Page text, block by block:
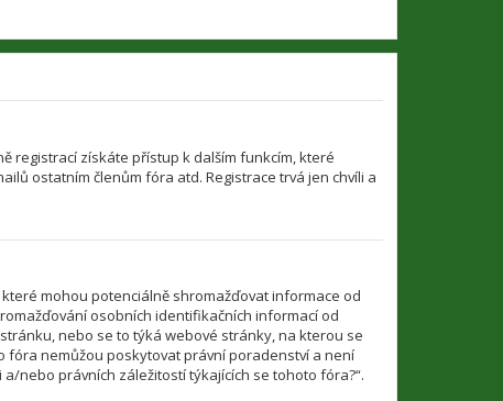
registrací získáte přístup k dalším funkcím, které
ostatním členům fóra atd. Registrace trvá jen chvíli a
mohou potenciálně shromažďovat informace od
osobních identifikačních informací od
nebo se to týká webové stránky, na kterou se
fóra nemůžou poskytovat právní poradenství a není
nebo právních záležitostí týkajících se tohoto fóra?“.